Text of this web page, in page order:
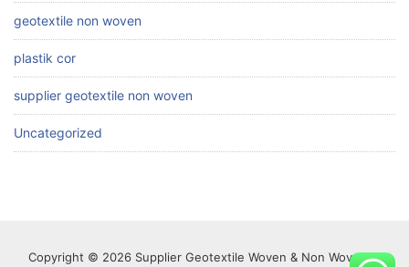
geotextile non woven
plastik cor
supplier geotextile non woven
Uncategorized
Copyright © 2026 Supplier Geotextile Woven & Non Woven di